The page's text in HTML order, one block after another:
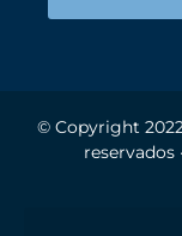
© Copyright
reservados